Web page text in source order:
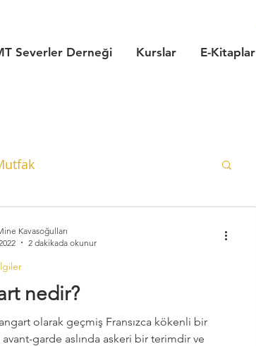
Severler Derneği Kurslar E-Kitaplar
Seçimi
nedir?
olarak geçmiş Fransızca kökenli bir
garde aslında askeri bir terimdir ve
Kavasoğulları
2 dakikada okunur